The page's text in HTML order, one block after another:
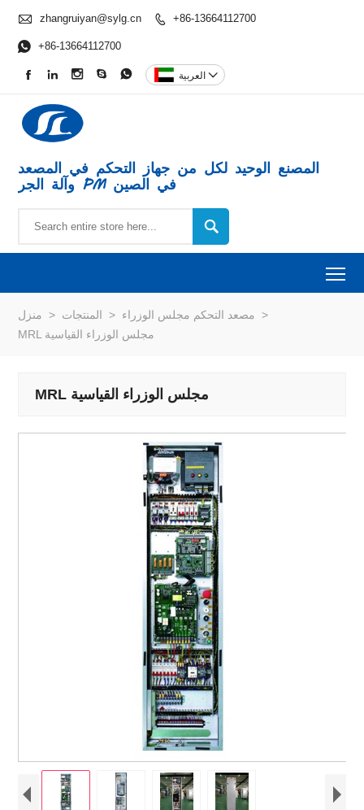
 zhangruiyan@sylg.cn  +86-13664112700
 +86-13664112700
     العربية 
المصنع الوحيد لكل من جهاز التحكم في المصعد
وآلة الجر PM في الصين

منزل > المنتجات > مصعد التحكم مجلس الوزراء >
MRL مجلس الوزراء القياسية
MRL مجلس الوزراء القياسية